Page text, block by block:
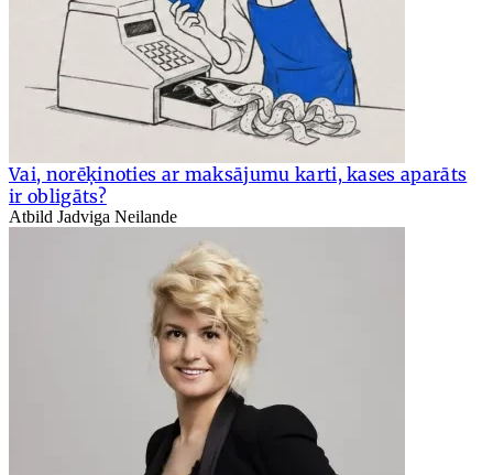
Vai, norēķinoties ar maksājumu karti, kases aparāts
ir obligāts?
Atbild Jadviga Neilande